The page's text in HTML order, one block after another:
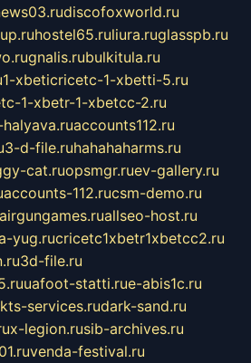
discofoxworld.ru
hostel65.ruliura.ruglasspb.ru
gnalis.rubulkitula.ru
1-xbeticricetc-1-xbetti-5.ru
1-xbetr-1-xbetcc-2.ru
accounts112.ru
3-d-file.ruhahahaharms.ru
cat.ruopsmgr.ruev-gallery.ru
accounts-112.rucsm-demo.ru
airgungames.ruallseo-host.ru
yug.rucricetc1xbetr1xbetcc2.ru
3d-file.ru
uafoot-statti.rue-abis1c.ru
kts-services.rudark-sand.ru
x-legion.rusib-archives.ru
venda-festival.ru